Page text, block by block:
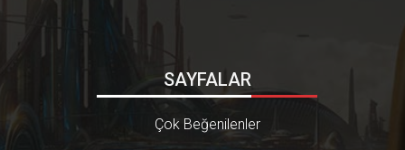
SAYFALAR
Çok Beğenilenler